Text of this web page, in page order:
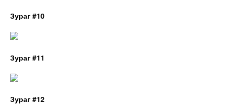
Зураг #10
Зураг #11
Зураг #12